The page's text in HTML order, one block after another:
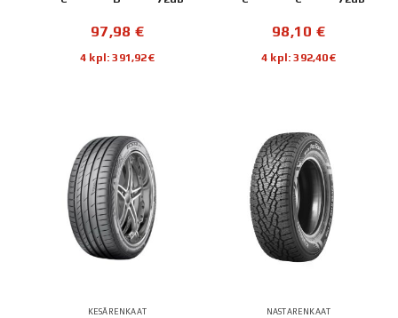
97,98 €
4 kpl: 391,92€
98,10 €
4 kpl: 392,40€
KESÄRENKAAT NASTARENKAAT